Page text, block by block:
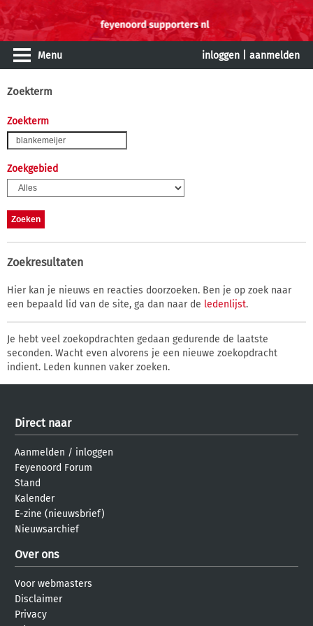
Menu inloggen aanmelden
Zoekterm
Zoekterm
Zoekgebied
Zoekresultaten
Hier kan je nieuws en reacties doorzoeken. Ben je op zoek naar
een bepaald lid van de site, ga dan naar de ledenlijst.
Je hebt veel zoekopdrachten gedaan gedurende de laatste
seconden. Wacht even alvorens je een nieuwe zoekopdracht
indient. Leden kunnen vaker zoeken.
Direct naar
Aanmelden / inloggen
Feyenoord Forum
Stand
Kalender
E-zine (nieuwsbrief)
Nieuwsarchief
Over ons
Voor webmasters
Disclaimer
Privacy